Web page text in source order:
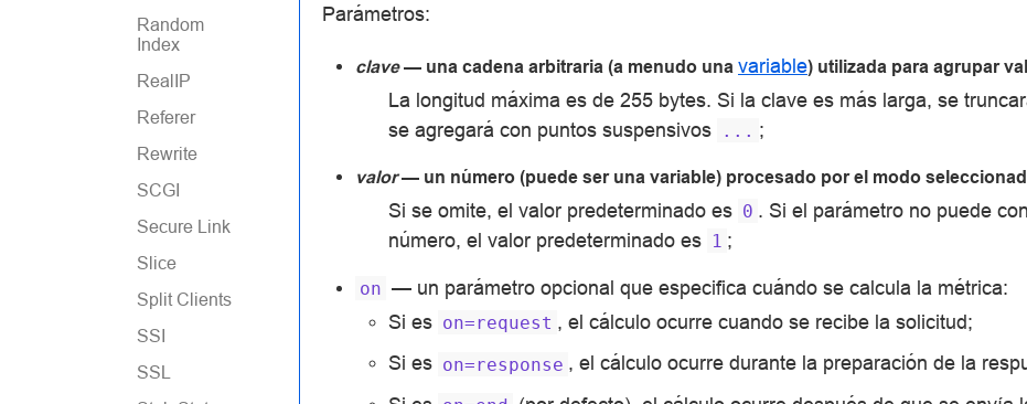
Random
Index
RealIP
Referer
Rewrite
SCGI
Secure Link
Slice
Split Clients
SSI
SSL
Parámetros:
clave— una cadena arbitraria (a menudo una variable) utilizada para agrupar
La longitud máxima es de 255 bytes. Si la clave es más larga, se
se agregará con puntos suspensivos
... ;
valor— un número (puede ser una variable) procesado por el modo
Si se omite, el valor predeterminado es 0 . Si el parámetro no puede
número, el valor predeterminado es 1 ;
on — un parámetro opcional que especifica cuándo se calcula la métrica:
Si es on=request , el cálculo ocurre cuando se recibe la solicitud;
Si es on=response , el cálculo ocurre durante la preparación de la